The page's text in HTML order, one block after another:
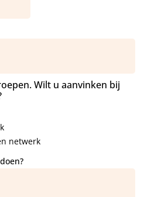
Wilt u aanvinken bij
netwerk